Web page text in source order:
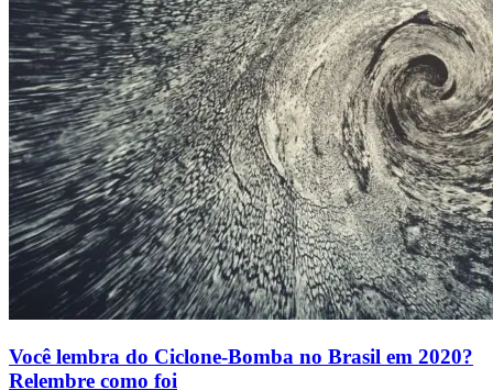
Você lembra do Ciclone-Bomba no Brasil em 2020?
Relembre como foi